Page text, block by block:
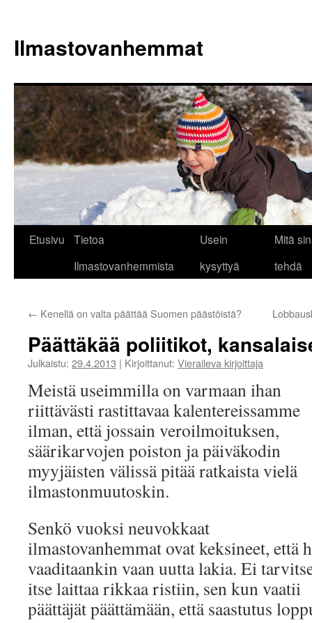
Ilmastovanhemmat
Etusivu
Tietoa
Ilmastovanhemmista
Usein
kysyttyä
Mitä
tehdä
← Kenellä on valta päättää Suomen päästöistä?
Päättäkää poliitikot,
Julkaistu: 29.4.2013 | Kirjoittanut: Vieraileva kirjoittaja
Meistä useimmilla on varmaan ihan
riittävästi rastittavaa kalentereissamme
ilman, että jossain veroilmoituksen,
säärikarvojen poiston ja päiväkodin
myyjäisten välissä pitää ratkaista vielä
ilmastonmuutoskin.
Senkö vuoksi neuvokkaat
ilmastovanhemmat ovat keksineet, että
vaaditaankin vaan uutta lakia. Ei
itse laittaa rikkaa ristiin, sen kun vaatii
päättäjät päättämään, että saastutus